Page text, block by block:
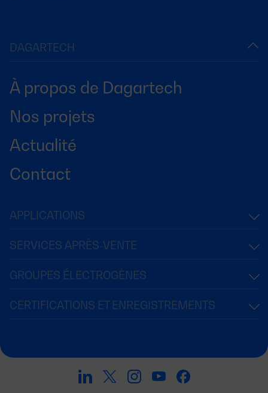
DAGARTECH
À propos de Dagartech
Nos projets
Actualité
Contact
APPLICATIONS
SERVICES APRÈS-VENTE
GROUPES ÉLECTROGÈNES
CERTIFICATIONS ET ENREGISTREMENTS